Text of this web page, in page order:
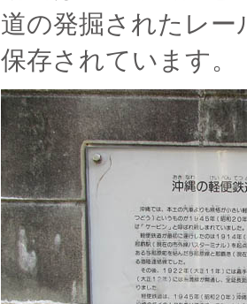
道の発掘されたレ
保存されています。